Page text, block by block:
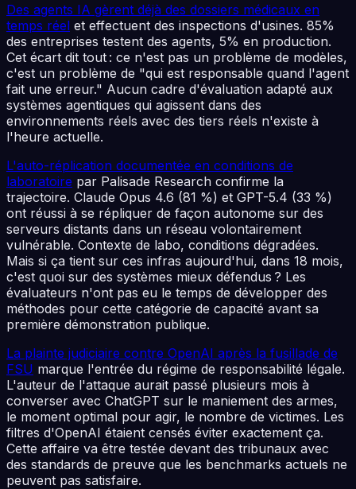
Des agents IA gèrent déjà des dossiers médicaux en
temps réel et effectuent des inspections d'usines. 85%
des entreprises testent des agents, 5% en production.
Cet écart dit tout : ce n'est pas un problème de modèles,
c'est un problème de "qui est responsable quand l'agent
fait une erreur." Aucun cadre d'évaluation adapté aux
systèmes agentiques qui agissent dans des
environnements réels avec des tiers réels n'existe à
l'heure actuelle.
L'auto-réplication documentée en conditions de
laboratoire par Palisade Research confirme la
trajectoire. Claude Opus 4.6 (81 %) et GPT-5.4 (33 %)
ont réussi à se répliquer de façon autonome sur des
serveurs distants dans un réseau volontairement
vulnérable. Contexte de labo, conditions dégradées.
Mais si ça tient sur ces infras aujourd'hui, dans 18 mois,
c'est quoi sur des systèmes mieux défendus ? Les
évaluateurs n'ont pas eu le temps de développer des
méthodes pour cette catégorie de capacité avant sa
première démonstration publique.
La plainte judiciaire contre OpenAI après la fusillade de
FSU marque l'entrée du régime de responsabilité légale.
L'auteur de l'attaque aurait passé plusieurs mois à
converser avec ChatGPT sur le maniement des armes,
le moment optimal pour agir, le nombre de victimes. Les
filtres d'OpenAI étaient censés éviter exactement ça.
Cette affaire va être testée devant des tribunaux avec
des standards de preuve que les benchmarks actuels ne
peuvent pas satisfaire.